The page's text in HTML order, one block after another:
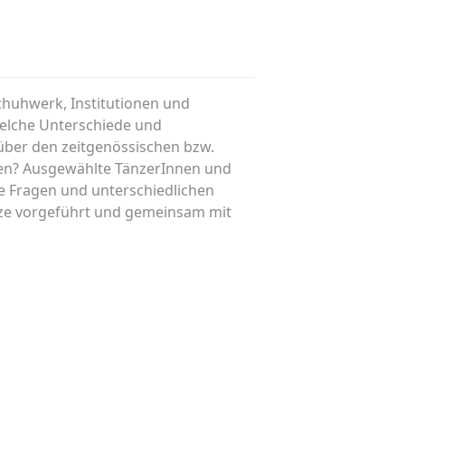
Institutionen und
Unterschiede und
den zeitgenössischen bzw.
Ausgewählte TänzerInnen und
Fragen und unterschiedlichen
vorgeführt und gemeinsam mit